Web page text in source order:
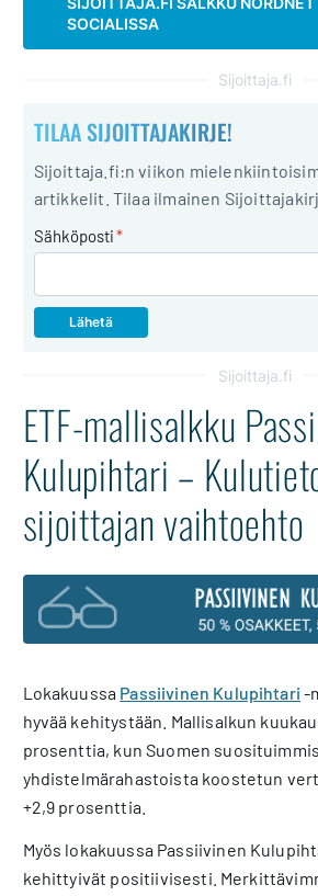
SOCIALISSA
Sijoittaja.fi
TILAA SIJOITTAJAKIRJE!
Sijoittaja.fi:n viikon
artikkelit. Tilaa ilmainen
Sähköposti*
Sijoittaja.fi
ETF-mallisalkku
Kulupihtari –
sijoittajan vaihtoehto
Lokakuussa Passiivinen Kulupihtari -
hyvää kehitystään. Mallisalkun
prosenttia, kun Suomen
yhdistelmärahastoista koostetun
+2,9 prosenttia.
Myös lokakuussa Passiivinen
kehittyivät positiivisesti.